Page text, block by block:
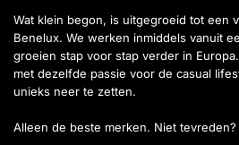
Wat klein begon, is uitgegroeid tot een
Benelux. We werken inmiddels vanuit
groeien stap voor stap verder in
met dezelfde passie voor de casual
unieks neer te zetten.
Alleen de beste merken. Niet